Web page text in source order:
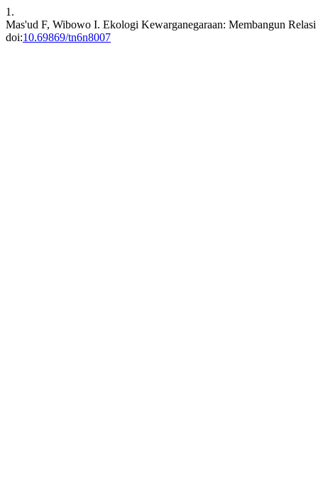
1.
Mas'ud F, Wibowo I. Ekologi Kewarganegaraan: Membangun
doi:10.69869/tn6n8007